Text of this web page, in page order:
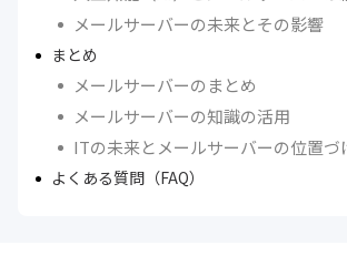
メールサーバーの未来とその影響
まとめ
メールサーバーのまとめ
メールサーバーの知識の活用
ITの未来とメールサーバーの位置づ
よくある質問（FAQ）